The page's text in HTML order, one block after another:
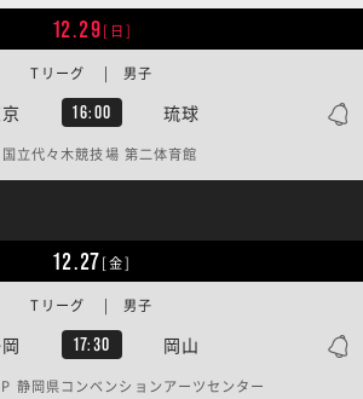
12.29[日]
16:00 琉球
Tリーグ | 男子
国立代々木競技場 第二体育館
12.27[金]
17:30 岡山
Tリーグ | 男子
静岡県コンベンションアーツセンター